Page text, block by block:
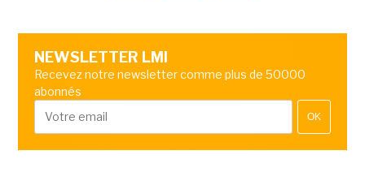
NEWSLETTER LMI
Recevez notre newsletter comme plus de 50000
abonnés
OK